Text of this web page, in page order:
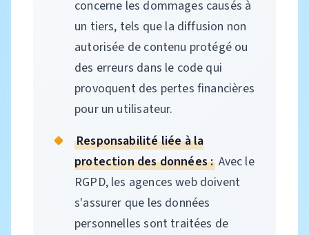
concerne les dommages causés à
un tiers, tels que la diffusion non
autorisée de contenu protégé ou
des erreurs dans le code qui
provoquent des pertes financières
pour un utilisateur.
Responsabilité liée à la
protection des données : Avec le
RGPD, les agences web doivent
s'assurer que les données
personnelles sont traitées de